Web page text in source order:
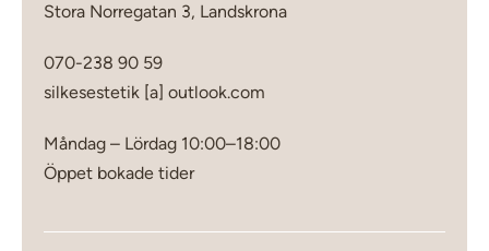
Stora Norregatan 3, Landskrona
070-238 90 59
silkesestetik [a] outlook.com
Måndag – Lördag 10:00–18:00
Öppet bokade tider